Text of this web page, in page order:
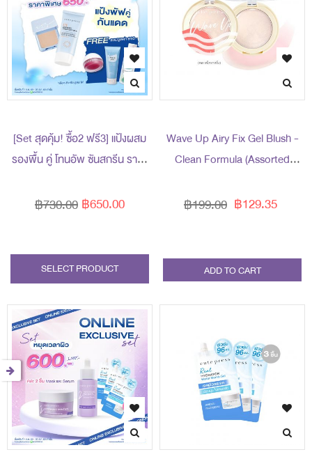
[Set สุดคุ้ม! ซื้อ2 ฟรี3] แป้งผสม
รองพื้น คู่ โทนอัพ ซันสกรีน ราคา
บาท รับฟรี! ของแถม 3 ชิ้น (มูลค่า
฿650.00
฿730.00
SELECT PRODUCT
Wave Up Airy Fix Gel Blush -
Clean Formula (Assorted
฿129.35
฿199.00
ADD TO CART